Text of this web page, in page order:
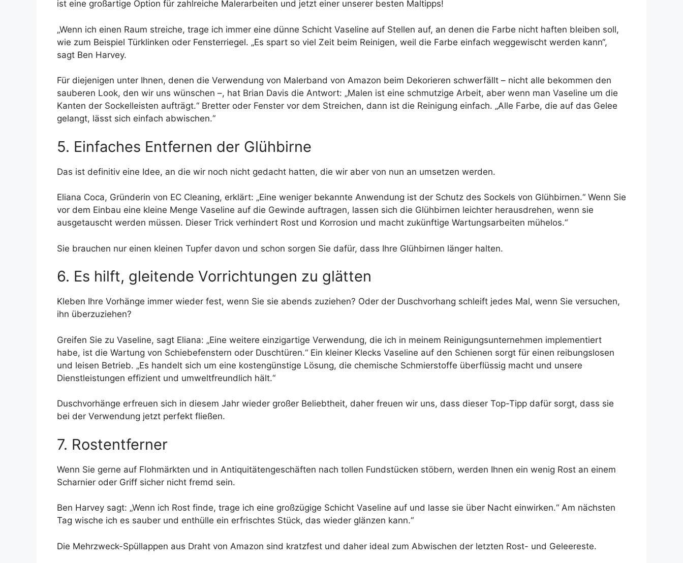
ist eine großartige Option für zahlreiche Malerarbeiten und jetzt einer unserer besten Maltipps!
„Wenn ich einen Raum streiche, trage ich immer eine dünne Schicht Vaseline auf Stellen auf, an denen die Farbe nicht haften bleiben soll,
wie zum Beispiel Türklinken oder Fensterriegel. „Es spart so viel Zeit beim Reinigen, weil die Farbe einfach weggewischt werden kann“,
sagt Ben Harvey.
Für diejenigen unter Ihnen, denen die Verwendung von Malerband von Amazon beim Dekorieren schwerfällt – nicht alle bekommen den
sauberen Look, den wir uns wünschen –, hat Brian Davis die Antwort: „Malen ist eine schmutzige Arbeit, aber wenn man Vaseline um die
Kanten der Sockelleisten aufträgt.“ Bretter oder Fenster vor dem Streichen, dann ist die Reinigung einfach. „Alle Farbe, die auf das Gelee
gelangt, lässt sich einfach abwischen.“
5. Einfaches Entfernen der Glühbirne
Das ist definitiv eine Idee, an die wir noch nicht gedacht hatten, die wir aber von nun an umsetzen werden.
Eliana Coca, Gründerin von EC Cleaning, erklärt: „Eine weniger bekannte Anwendung ist der Schutz des Sockels von Glühbirnen.“ Wenn Sie
vor dem Einbau eine kleine Menge Vaseline auf die Gewinde auftragen, lassen sich die Glühbirnen leichter herausdrehen, wenn sie
ausgetauscht werden müssen. Dieser Trick verhindert Rost und Korrosion und macht zukünftige Wartungsarbeiten mühelos.“
Sie brauchen nur einen kleinen Tupfer davon und schon sorgen Sie dafür, dass Ihre Glühbirnen länger halten.
6. Es hilft, gleitende Vorrichtungen zu glätten
Kleben Ihre Vorhänge immer wieder fest, wenn Sie sie abends zuziehen? Oder der Duschvorhang schleift jedes Mal, wenn Sie versuchen,
ihn überzuziehen?
Greifen Sie zu Vaseline, sagt Eliana: „Eine weitere einzigartige Verwendung, die ich in meinem Reinigungsunternehmen implementiert
habe, ist die Wartung von Schiebefenstern oder Duschtüren.“ Ein kleiner Klecks Vaseline auf den Schienen sorgt für einen reibungslosen
und leisen Betrieb. „Es handelt sich um eine kostengünstige Lösung, die chemische Schmierstoffe überflüssig macht und unsere
Dienstleistungen effizient und umweltfreundlich hält.“
Duschvorhänge erfreuen sich in diesem Jahr wieder großer Beliebtheit, daher freuen wir uns, dass dieser Top-Tipp dafür sorgt, dass sie
bei der Verwendung jetzt perfekt fließen.
7. Rostentferner
Wenn Sie gerne auf Flohmärkten und in Antiquitätengeschäften nach tollen Fundstücken stöbern, werden Ihnen ein wenig Rost an einem
Scharnier oder Griff sicher nicht fremd sein.
Ben Harvey sagt: „Wenn ich Rost finde, trage ich eine großzügige Schicht Vaseline auf und lasse sie über Nacht einwirken.“ Am nächsten
Tag wische ich es sauber und enthülle ein erfrischtes Stück, das wieder glänzen kann.“
Die Mehrzweck-Spüllappen aus Draht von Amazon sind kratzfest und daher ideal zum Abwischen der letzten Rost- und Geleereste.